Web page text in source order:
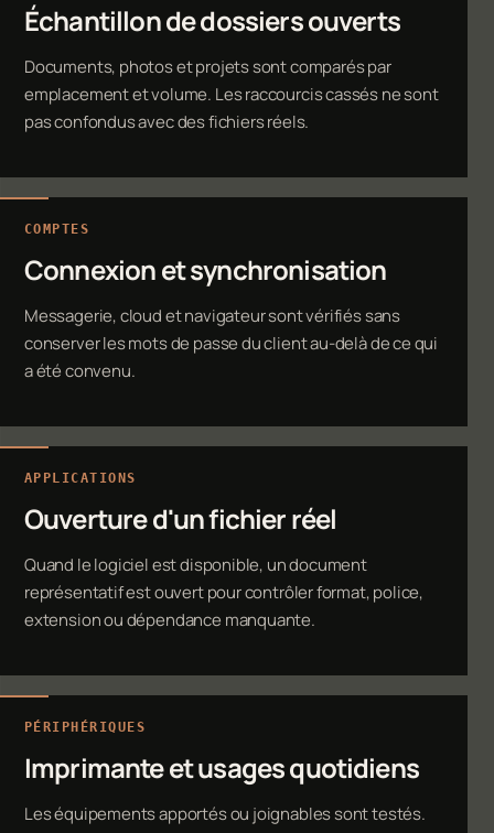
Échantillon de dossiers ouverts
Documents, photos et projets sont comparés par
emplacement et volume. Les raccourcis cassés ne sont
pas confondus avec des fichiers réels.
COMPTES
Connexion et synchronisation
Messagerie, cloud et navigateur sont vérifiés sans
conserver les mots de passe du client au-delà de ce qui
a été convenu.
APPLICATIONS
Ouverture d'un fichier réel
Quand le logiciel est disponible, un document
représentatif est ouvert pour contrôler format, police,
extension ou dépendance manquante.
PÉRIPHÉRIQUES
Imprimante et usages quotidiens
Les équipements apportés ou joignables sont testés.